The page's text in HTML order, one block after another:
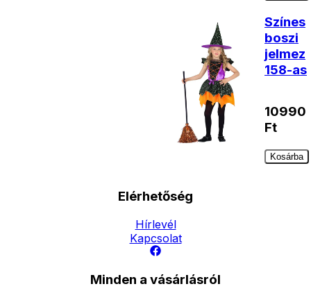
Színes
boszi
jelmez
158-as
10990
Ft
Kosárba
Elérhetőség
Hírlevél
Kapcsolat
Minden a vásárlásról